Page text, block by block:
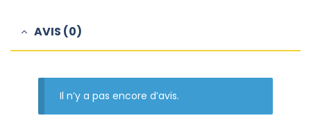
AVIS (0)
Il n’y a pas encore d’avis.